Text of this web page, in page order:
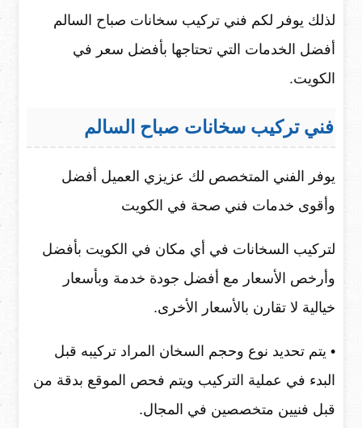
لذلك يوفر لكم فني تركيب سخانات صباح السالم
أفضل الخدمات التي تحتاجها بأفضل سعر في
الكويت.
فني تركيب سخانات صباح السالم
يوفر الفني المتخصص لك عزيزي العميل أفضل
وأقوى خدمات فني صحة في الكويت
لتركيب السخانات في أي مكان في الكويت بأفضل
وأرخص الأسعار مع أفضل جودة خدمة وبأسعار
خيالية لا تقارن بالأسعار الأخرى.
• يتم تحديد نوع وحجم السخان المراد تركيبه قبل
البدء في عملية التركيب ويتم فحص الموقع بدقة من
قبل فنيين متخصصين في المجال.